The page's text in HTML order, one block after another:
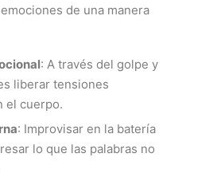
de una manera
: A través del golpe y
liberar tensiones
el cuerpo.
: Improvisar en la batería
lo que las palabras no